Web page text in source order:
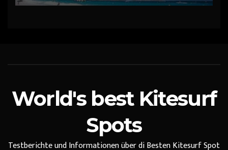
World's best Kitesurf
Spots
Testberichte und Informationen über di Besten Kitesurf Spot